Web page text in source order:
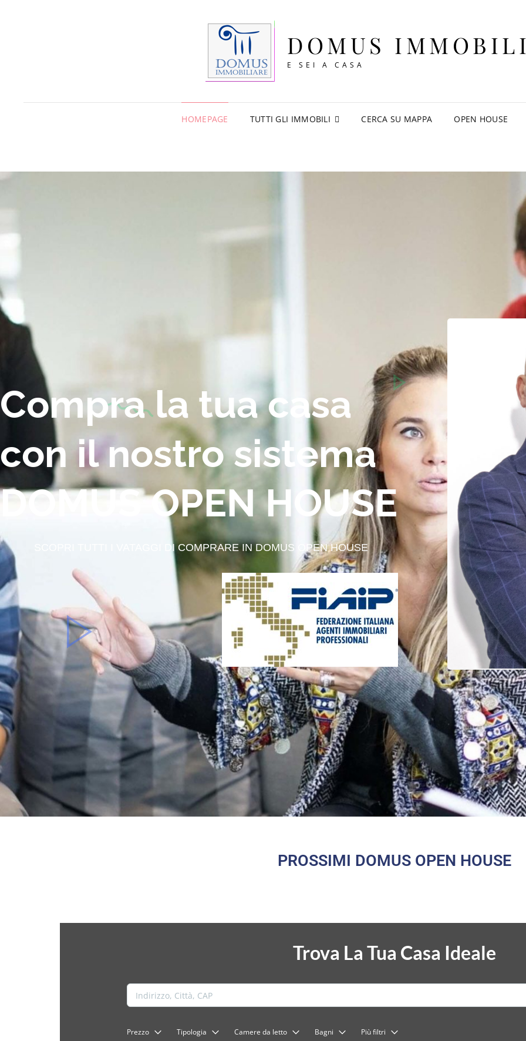
DOMUS
E SEI A CASA
HOMEPAGE TUTTI GLI IMMOBILI CERCA SU MAPPA OPEN HOUSE
Compra la tua casa
con il nostro sistema
DOMUS OPEN HOUSE
SCOPRI TUTTI I VATAGGI DI COMPRARE IN DOMUS OPEN HOUSE
PROSSIMI DOMUS OPEN HOUSE
Trova La Tua Casa Ideale
Prezzo Tipologia Camere da letto Bagni Più filtri